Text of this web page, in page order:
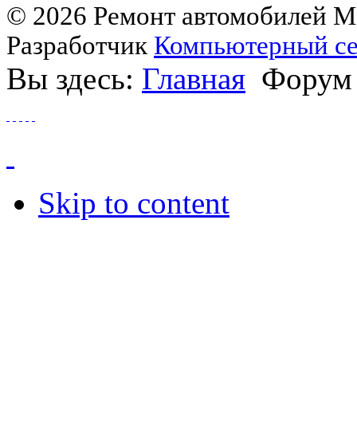
© 2026 Ремонт автомобилей
Разработчик Компьютерный
Вы здесь: Главная Форум
Skip to content